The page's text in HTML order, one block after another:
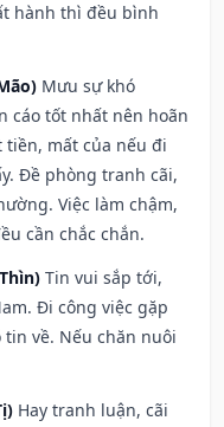
hành thì đều bình
Mưu sự khó
cáo tốt nhất nên hoãn
tiền, mất của nếu đi
Đề phòng tranh cãi,
Việc làm chậm,
cần chắc chắn.
Tin vui sắp tới,
Đi công việc gặp
về. Nếu chăn nuôi
Hay tranh luận, cãi